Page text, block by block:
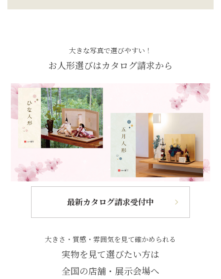
大きな写真で選びやすい！
お人形選びはカタログ請求から
最新カタログ請求受付中
大きさ・質感・雰囲気を見て確かめられる
実物を見て選びたい方は
全国の店舗・展示会場へ